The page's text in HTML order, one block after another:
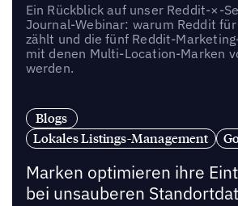
Ein Rückblick auf unser Reddit-×-
Journal-Webinar: warum Reddit
zählt und die fünf Reddit-
mit denen Multi-Location-Marken
werden.
Blogs
Lokales Listings-Management
Marken optimieren ihre
bei unsauberen